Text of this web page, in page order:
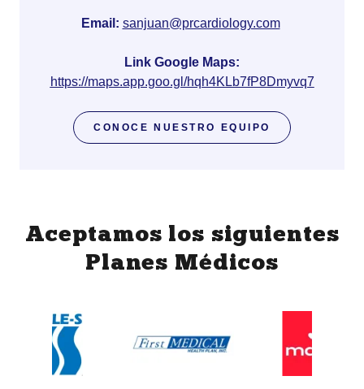
Email: sanjuan@prcardiology.com
Link Google Maps:
https://maps.app.goo.gl/hqh4KLb7fP8Dmyvq7
CONOCE NUESTRO EQUIPO
Aceptamos los siguientes
Planes Médicos